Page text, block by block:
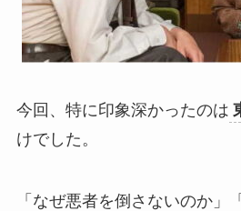
今回、特に印象深かったのは
けでした。
「なぜ悪者を倒さないのか」